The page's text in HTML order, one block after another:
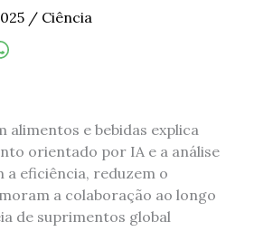
/ Ciência
alimentos e bebidas explica
orientado por IA e a análise
a eficiência, reduzem o
a colaboração ao longo
de suprimentos global